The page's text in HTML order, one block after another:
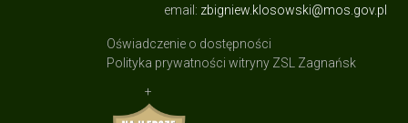
email: zbigniew.klosowski@mos.gov.pl
Oświadczenie o dostępności
Polityka prywatności witryny ZSL Zagnańsk
+